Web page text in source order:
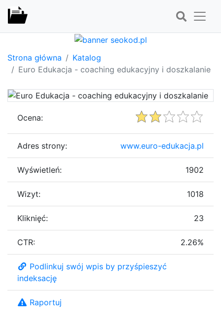
Strona główna
Katalog
Euro Edukacja - coaching edukacyjny i doszkalanie
Ocena:
Adres strony: www.euro-edukacja.pl
Wyświetleń: 1902
Wizyt: 1018
Kliknięć: 23
CTR: 2.26%
Podlinkuj swój wpis by przyśpieszyć
indeksację
Raportuj